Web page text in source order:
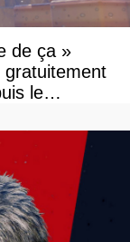
de ça »
gratuitement
le